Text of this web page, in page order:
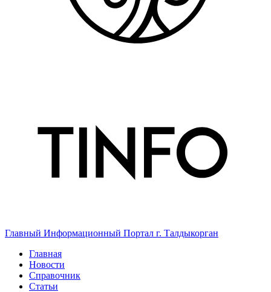
Главный Информационный Портал г. Талдыкорган
Главная
Новости
Справочник
Статьи